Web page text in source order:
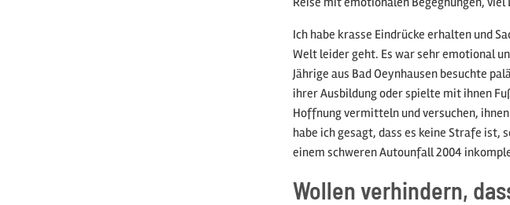
Ich habe krasse Eindrücke erhalten und
Welt leider geht. Es war sehr emotional
Jährige aus Bad Oeynhausen besuchte
ihrer Ausbildung oder spielte mit ihnen
Hoffnung vermitteln und versuchen,
habe ich gesagt, dass es keine Strafe ist,
einem schweren Autounfall 2004
Wollen verhindern,